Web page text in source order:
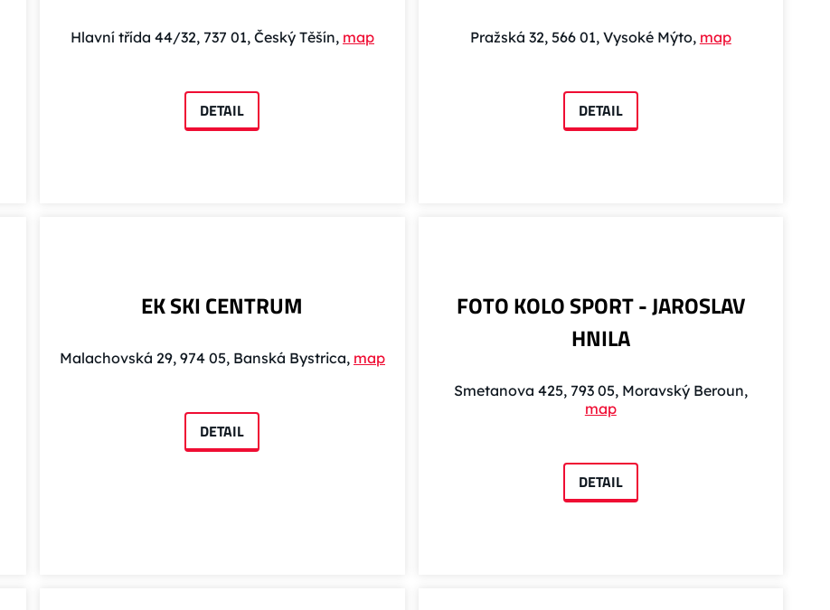
Hlavní třída 44/32, 737 01, Český Těšín, map
DETAIL
Pražská 32, 566 01, Vysoké Mýto, map
DETAIL
EK SKI CENTRUM
Malachovská 29, 974 05, Banská Bystrica, map
DETAIL
FOTO KOLO SPORT - JAROSLAV
HNILA
Smetanova 425, 793 05, Moravský Beroun,
map
DETAIL